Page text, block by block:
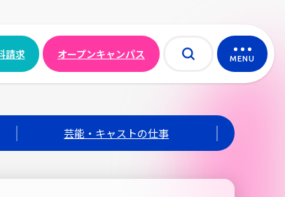
請求 オープンキャンパス MENU
芸能・キャストの仕事